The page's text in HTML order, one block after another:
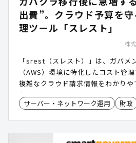
出費”。クラウド予算を
理ツール「スレスト」
株
「srest（スレスト）」は、ガバメ
（AWS）環境に特化したコスト管理
複雑なクラウド請求情報をわかりや
各部門ごとのコスト把握や予算策定
日本語対応のシンプルなダッシュボ
サーバー・ネットワーク運用 財政